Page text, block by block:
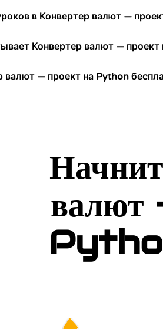
в Конвертер валют —
Конвертер валют — проект
валют — проект на Python
валют